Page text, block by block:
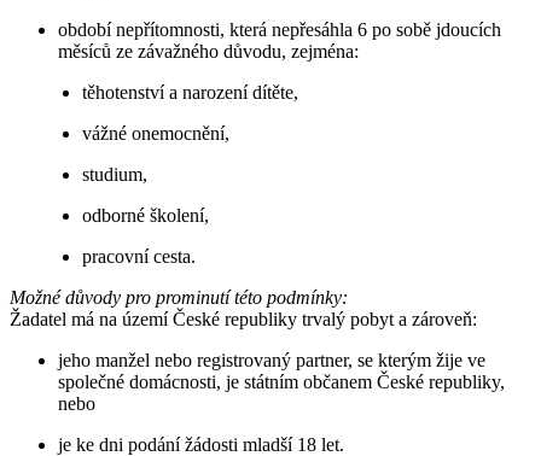
období nepřítomnosti, která nepřesáhla 6 po sobě jdoucích
měsíců ze závažného důvodu, zejména:
těhotenství a narození dítěte,
vážné onemocnění,
studium,
odborné školení,
pracovní cesta.
Možné důvody pro prominutí této podmínky:
Žadatel má na území České republiky trvalý pobyt a zároveň:
jeho manžel nebo registrovaný partner, se kterým žije ve
společné domácnosti, je státním občanem České republiky,
nebo
je ke dni podání žádosti mladší 18 let.